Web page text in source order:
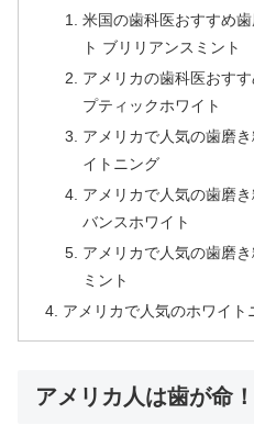
米国の歯科医おすすめ
ト ブリリアンスミント
アメリカの歯科医おす
プティックホワイト
アメリカで人気の歯磨
イトニング
アメリカで人気の歯磨
バンスホワイト
アメリカで人気の歯磨
ミント
アメリカで人気のホワイト
アメリカ人は歯が命！